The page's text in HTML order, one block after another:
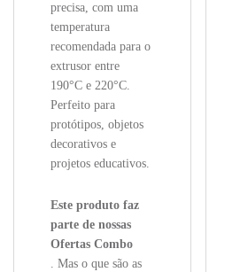
precisa, com uma
temperatura
recomendada para o
extrusor entre
190°C e 220°C.
Perfeito para
protótipos, objetos
decorativos e
projetos educativos.
Este produto faz
parte de nossas
Ofertas Combo
. Mas o que são as